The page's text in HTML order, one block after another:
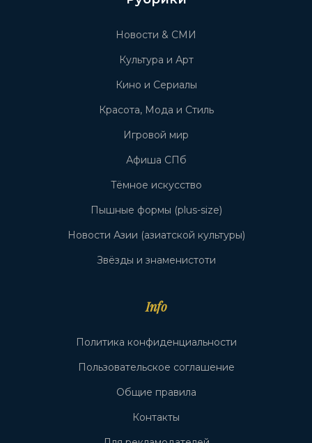
Новости & СМИ
Культура и Арт
Кино и Сериалы
Красота, Мода и Стиль
Игровой мир
Афиша СПб
Тёмное искусство
Пышные формы (plus-size)
Новости Азии (азиатской культуры)
Звёзды и знаменистоти
Info
Политика конфиденциальности
Пользовательское соглашение
Общие правила
Контакты